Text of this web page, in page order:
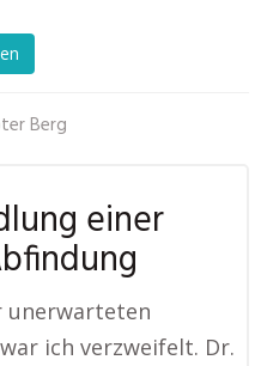
Berg
einer
unerwarteten
ich verzweifelt. Dr.